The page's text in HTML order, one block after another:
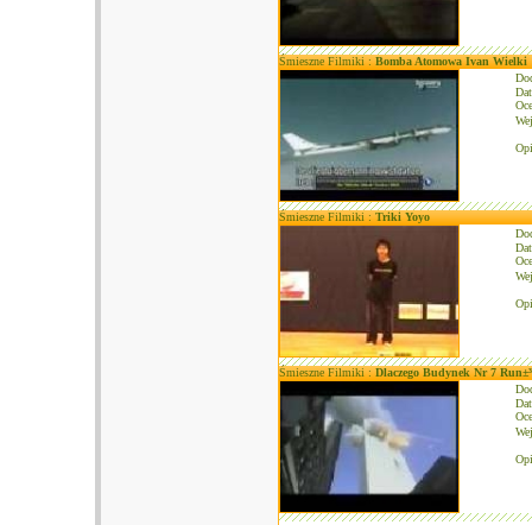
Śmieszne Filmiki :Bomba Atomowa Ivan Wielki
Śmieszne Filmiki :Triki Yoyo
Śmieszne Filmiki :Dlaczego Budynek Nr 7